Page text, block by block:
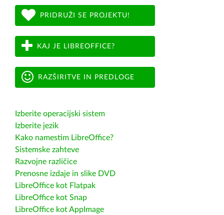
PRIDRUŽI SE PROJEKTU!
KAJ JE LIBREOFFICE?
RAZŠIRITVE IN PREDLOGE
Izberite operacijski sistem
Izberite jezik
Kako namestim LibreOffice?
Sistemske zahteve
Razvojne različice
Prenosne izdaje in slike DVD
LibreOffice kot Flatpak
LibreOffice kot Snap
LibreOffice kot AppImage